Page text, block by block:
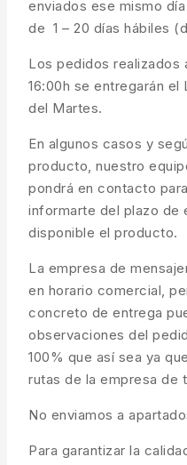
enviados ese mismo
de 1 – 20 días hábiles
Los pedidos realizados
16:00h se entregarán
del Martes.
En algunos casos y
producto, nuestro
pondrá en contacto
informarte del plazo de
disponible el producto.
La empresa de
en horario comercial,
concreto de entrega
observaciones del
100% que así sea ya
rutas de la empresa de
No enviamos a
Para garantizar la